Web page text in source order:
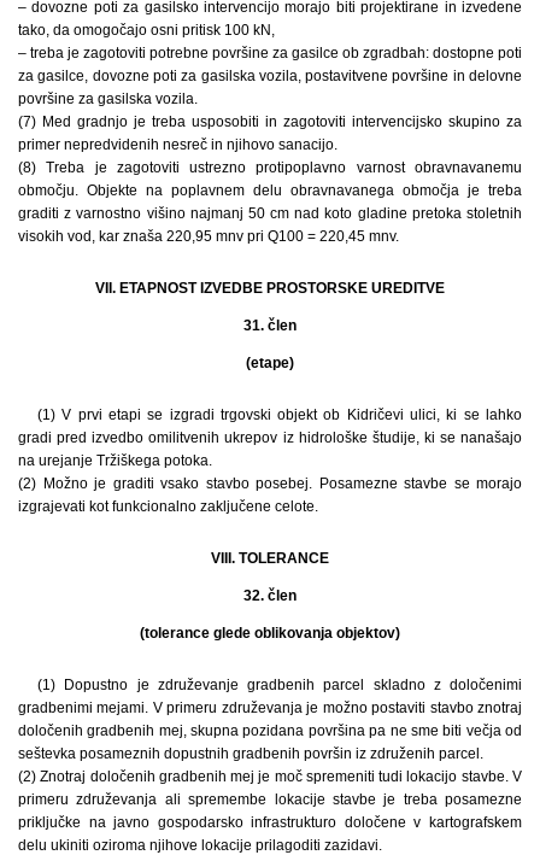
– dovozne poti za gasilsko intervencijo morajo biti projektirane in izvedene
tako, da omogočajo osni pritisk 100 kN,
– treba je zagotoviti potrebne površine za gasilce ob zgradbah: dostopne poti
za gasilce, dovozne poti za gasilska vozila, postavitvene površine in delovne
površine za gasilska vozila.
(7) Med gradnjo je treba usposobiti in zagotoviti intervencijsko skupino za
primer nepredvidenih nesreč in njihovo sanacijo.
(8) Treba je zagotoviti ustrezno protipoplavno varnost obravnavanemu
območju. Objekte na poplavnem delu obravnavanega območja je treba
graditi z varnostno višino najmanj 50 cm nad koto gladine pretoka stoletnih
visokih vod, kar znaša 220,95 mnv pri Q100 = 220,45 mnv.
VII. ETAPNOST IZVEDBE PROSTORSKE UREDITVE
31. člen
(etape)
(1) V prvi etapi se izgradi trgovski objekt ob Kidričevi ulici, ki se lahko
gradi pred izvedbo omilitvenih ukrepov iz hidrološke študije, ki se nanašajo
na urejanje Tržiškega potoka.
(2) Možno je graditi vsako stavbo posebej. Posamezne stavbe se morajo
izgrajevati kot funkcionalno zaključene celote.
VIII. TOLERANCE
32. člen
(tolerance glede oblikovanja objektov)
(1) Dopustno je združevanje gradbenih parcel skladno z določenimi
gradbenimi mejami. V primeru združevanja je možno postaviti stavbo znotraj
določenih gradbenih mej, skupna pozidana površina pa ne sme biti večja od
seštevka posameznih dopustnih gradbenih površin iz združenih parcel.
(2) Znotraj določenih gradbenih mej je moč spremeniti tudi lokacijo stavbe. V
primeru združevanja ali spremembe lokacije stavbe je treba posamezne
priključke na javno gospodarsko infrastrukturo določene v kartografskem
delu ukiniti oziroma njihove lokacije prilagoditi zazidavi.